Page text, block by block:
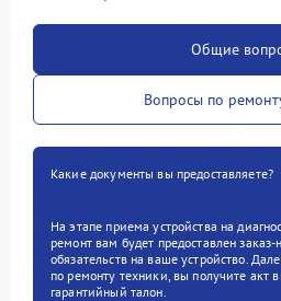
Общие
Вопросы по
Какие документы вы предоставляете?
На этапе приема устройства на
ремонт вам будет предоставлен
обязательств на ваше устройство.
по ремонту техники, вы получите акт
гарантийный талон.